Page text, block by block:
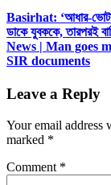
Basirhat: ‘আধার-
ডাকে যুবককে, তারপরই
News | Man goes
SIR documents
Leave a Reply
Your email address
marked *
Comment *